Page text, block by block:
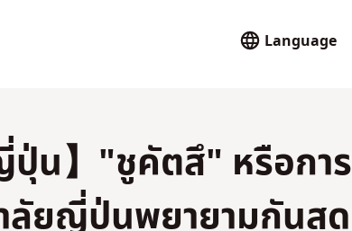
Language
ปุ่น】"ชูคัตสึ" หรือการ
ลัยญี่ปุ่นพยายามกันสุด